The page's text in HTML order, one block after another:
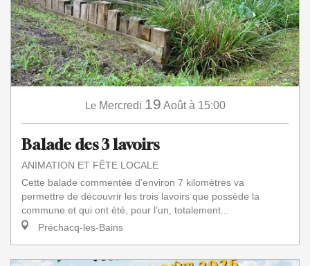
Le Mercredi 19 Août à 15:00
Balade des 3 lavoirs
ANIMATION ET FÊTE LOCALE
Cette balade commentée d’environ 7 kilomètres va
permettre de découvrir les trois lavoirs que possède la
commune et qui ont été, pour l’un, totalement...
Préchacq-les-Bains